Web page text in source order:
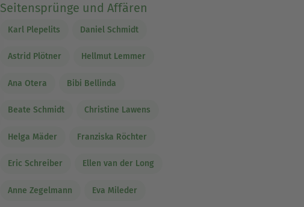
Seitensprünge und Affären
Karl Plepelits Daniel Schmidt
Astrid Plötner Hellmut Lemmer
Ana Otera Bibi Bellinda
Beate Schmidt Christine Lawens
Helga Mäder Franziska Röchter
Eric Schreiber Ellen van der Long
Anne Zegelmann Eva Mileder